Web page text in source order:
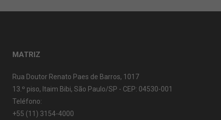
MATRIZ
Rua Doutor Renato Paes de Barros, 1017
13.º piso, Itaim Bibi, São Paulo/SP - CEP: 04530-001
Teléfono:
+55 (11) 3154-4000